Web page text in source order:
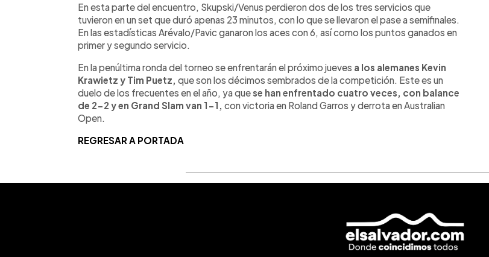
En esta parte del encuentro, Skupski/Venus perdieron dos de los tres servicios que
tuvieron en un set que duró apenas 23 minutos, con lo que se llevaron el pase a semifinales.
En las estadísticas Arévalo/Pavic ganaron los aces con 6, así como los puntos ganados en
primer y segundo servicio.
En la penúltima ronda del torneo se enfrentarán el próximo jueves a los alemanes Kevin
Krawietz y Tim Puetz, que son los décimos sembrados de la competición. Este es un
duelo de los frecuentes en el año, ya quese han enfrentado cuatro veces, con balance
de 2-2 y en Grand Slam van 1-1, con victoria en Roland Garros y derrota en Australian
Open.
REGRESAR A PORTADA